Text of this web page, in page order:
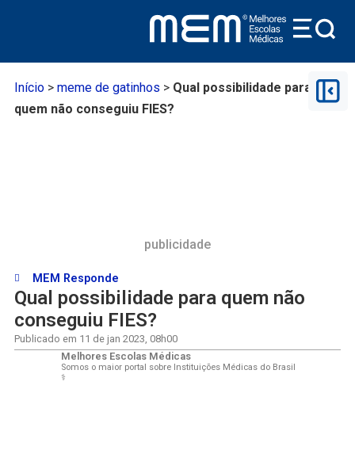
Início> meme de gatinhos > Qual possibilidade para
quem não conseguiu FIES?
publicidade
MEM Responde
Qual possibilidade para quem não
conseguiu FIES?
Publicado em 11 de jan 2023 08h00
Melhores Escolas Médicas
Somos o maior portal sobre Instituições Médicas do Brasil
⚕️